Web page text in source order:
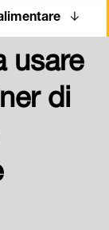
usare
di